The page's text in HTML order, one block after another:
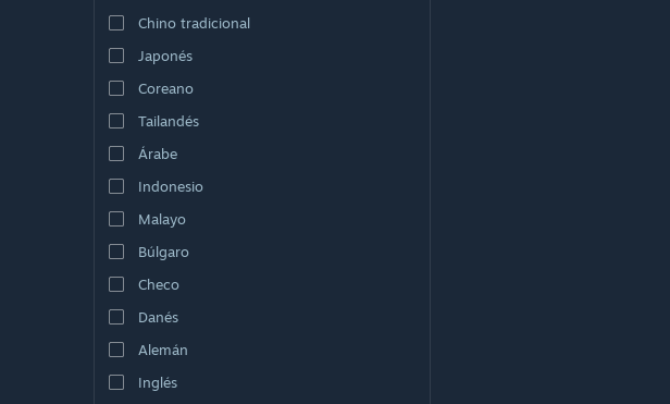
Chino tradicional
Japonés
Coreano
Tailandés
Árabe
Indonesio
Malayo
Búlgaro
Checo
Danés
Alemán
Inglés